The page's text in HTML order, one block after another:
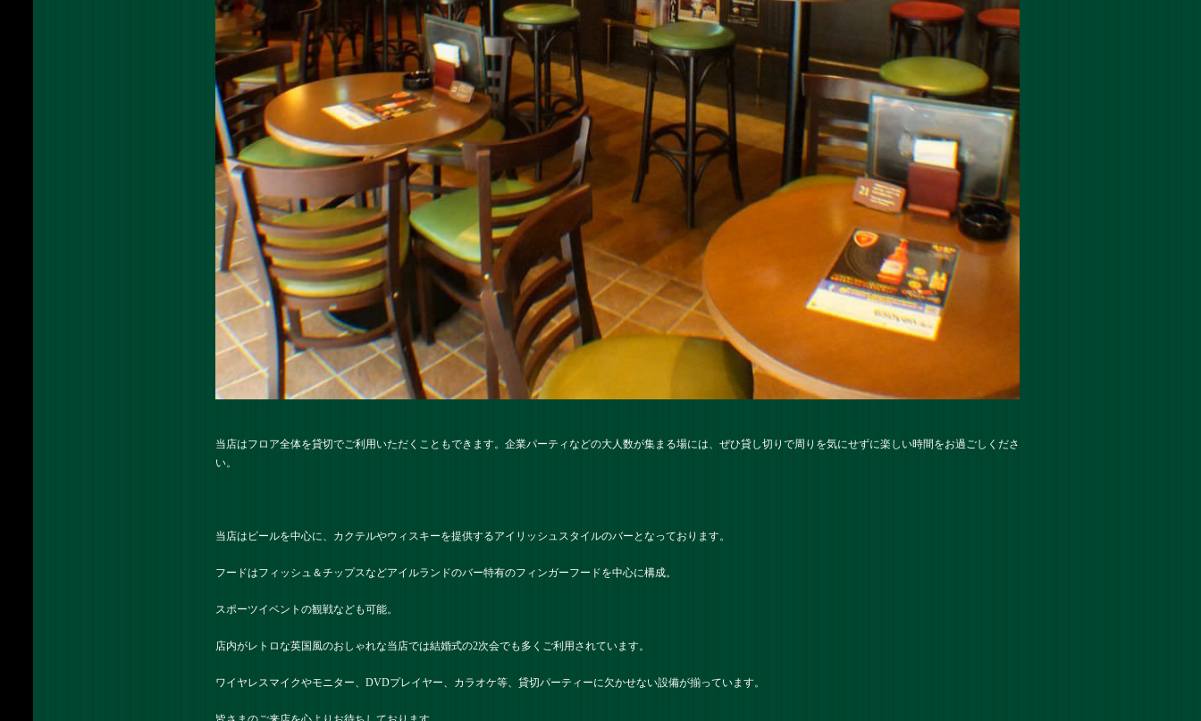
当店はフロア全体を貸切でご利用いただくこともできます。企業パーティなどの大人数が集まる場には、ぜひ貸し切りで周りを気にせずに楽しい時間をお過ごしくださ
い。
当店はビールを中心に、カクテルやウィスキーを提供するアイリッシュスタイルのバーとなっております。
フードはフィッシュ＆チップスなどアイルランドのバー特有のフィンガーフードを中心に構成。
スポーツイベントの観戦なども可能。
店内がレトロな英国風のおしゃれな当店では結婚式の2次会でも多くご利用されています。
ワイヤレスマイクやモニター、DVDプレイヤー、カラオケ等、貸切パーティーに欠かせない設備が揃っています。